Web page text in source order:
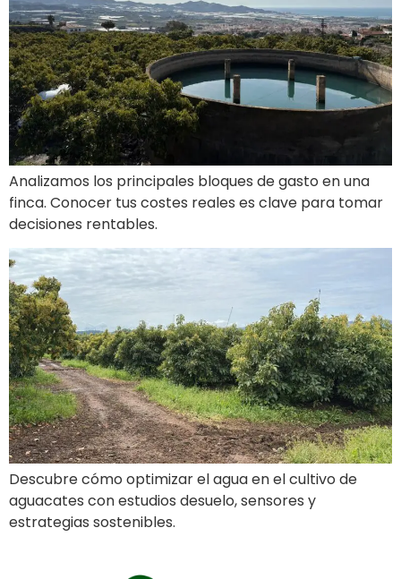
Analizamos los principales bloques de gasto en una
finca. Conocer tus costes reales es clave para tomar
decisiones rentables.
Aguacate y agua: uso
Descubre cómo optimizar el agua en el cultivo de
aguacates con estudios desuelo, sensores y
estrategias sostenibles.